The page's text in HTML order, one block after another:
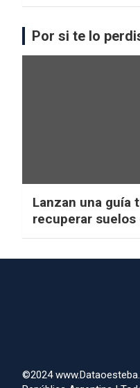
Por si te lo
Lanzan una guía
recuperar suelos
©2024